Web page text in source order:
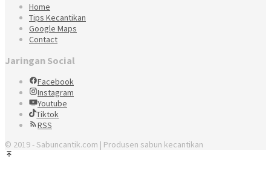
Home
Tips Kecantikan
Google Maps
Contact
Jaringan Social
Facebook
Instagram
Youtube
Tiktok
RSS
© 2019 - Sabuncantik.com | Produsen sabun kecantikan